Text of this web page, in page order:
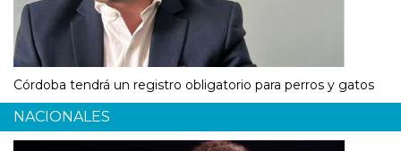
Córdoba tendrá un registro obligatorio para perros y gatos
NACIONALES